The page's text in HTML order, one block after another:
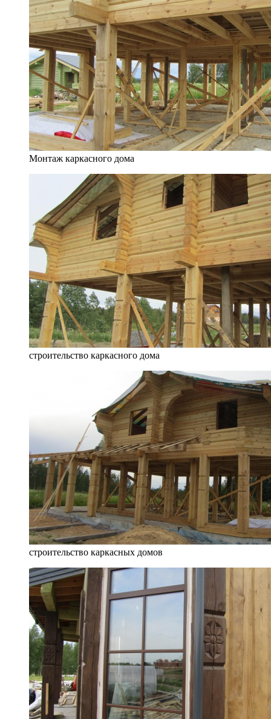
Монтаж каркасного дома
строительство каркасного дома
строительство каркасных домов